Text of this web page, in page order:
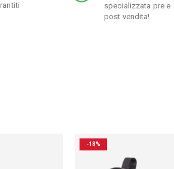
specializzata pre e
post vendita!
-18%